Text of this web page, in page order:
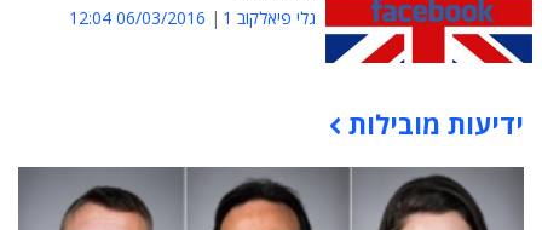
גלי פיאלקוב 1 06/03/2016 12:04
תוכן פרסומי
ידיעות מובילות